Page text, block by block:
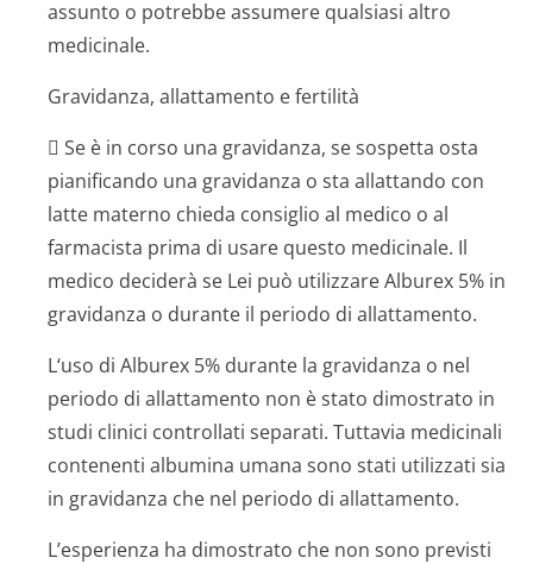
assunto o potrebbe assumere qualsiasi altro
medicinale.
Gravidanza, allattamento e fertilità
 Se è in corso una gravidanza, se sospetta osta
pianificando una gravidanza o sta allattando con
latte materno chieda consiglio al medico o al
farmacista prima di usare questo medicinale. Il
medico deciderà se Lei può utilizzare Alburex 5% in
gravidanza o durante il periodo di allattamento.
L‘uso di Alburex 5% durante la gravidanza o nel
periodo di allattamento non è stato dimostrato in
studi clinici controllati separati. Tuttavia medicinali
contenenti albumina umana sono stati utilizzati sia
in gravidanza che nel periodo di allattamento.
L’esperienza ha dimostrato che non sono previsti